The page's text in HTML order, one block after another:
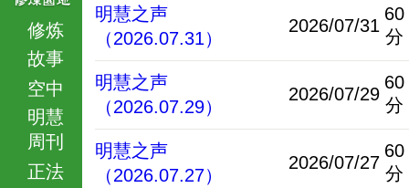
修炼
故事
空中
明慧
周刊
正法
明慧之声
（2026.07.31）
2026/07/31
60
分
明慧之声
（2026.07.29）
2026/07/29
60
分
明慧之声
（2026.07.27）
2026/07/27
60
分